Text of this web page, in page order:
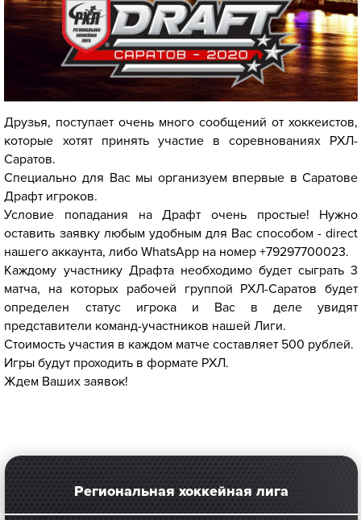
Друзья, поступает очень много сообщений от хоккеистов,
которые хотят принять участие в соревнованиях РХЛ-
Саратов.
Специально для Вас мы организуем впервые в Саратове
Драфт игроков.
Условие попадания на Драфт очень простые! Нужно
оставить заявку любым удобным для Вас способом - direct
нашего аккаунта, либо WhatsApp на номер +79297700023.
Каждому участнику Драфта необходимо будет сыграть 3
матча, на которых рабочей группой РХЛ-Саратов будет
определен статус игрока и Вас в деле увидят
представители команд-участников нашей Лиги.
Стоимость участия в каждом матче составляет 500 рублей.
Игры будут проходить в формате РХЛ.
Ждем Ваших заявок!
Региональная хоккейная лига